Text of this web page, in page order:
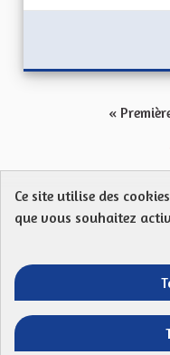
«
Protection des
Télécharger
Ce site utilise des
que vous souhaitez